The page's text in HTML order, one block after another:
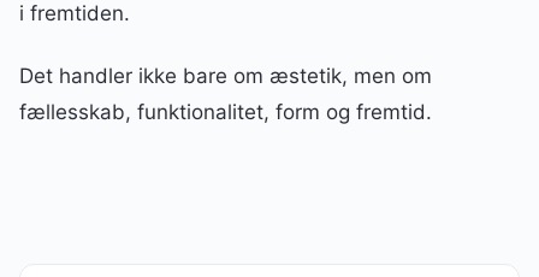
i fremtiden.
Det handler ikke bare om æstetik, men om
fællesskab, funktionalitet, form og fremtid.